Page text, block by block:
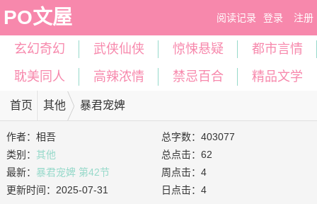
PO文屋 阅读记录 登录 注册
玄幻奇幻 武侠仙侠 惊悚悬疑
都市言情
耽美同人
高辣浓情 禁忌百合 精品文学
首页 其他 暴君宠婢
作者：相吾
类别：其他
最新： 暴君宠婢 第42节
更新时间： 2025-07-31
总字数：403077
总点击：62
周点击：4
日点击：4